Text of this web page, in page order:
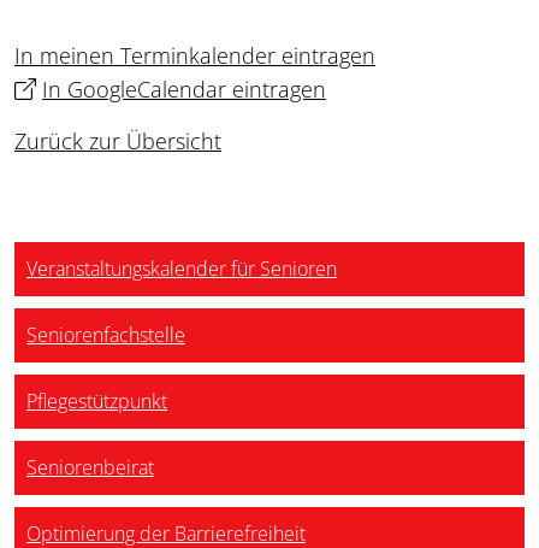
In meinen Terminkalender eintragen
In GoogleCalendar eintragen
Zurück zur Übersicht
Veranstaltungskalender für Senioren
Seniorenfachstelle
Pflegestützpunkt
Seniorenbeirat
Optimierung der Barrierefreiheit